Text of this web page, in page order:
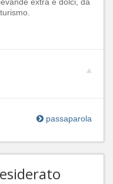
passaparola